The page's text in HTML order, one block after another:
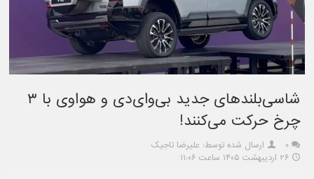
شاسی‌بلندهای جدید بی‌وای‌دی و هواوی با ۳
چرخ حرکت می‌کنند!
۰
ارسال شده توسط: علیرضا تاجیک
۲۶ اردیبهشت ۱۴۰۵ ساعت ۱۱:۰۶